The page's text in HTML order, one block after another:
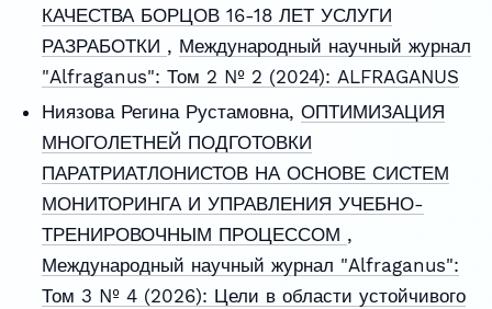
КАЧЕСТВА БОРЦОВ 16-18 ЛЕТ УСЛУГИ
РАЗРАБОТКИ , Международный научный журнал
"Alfraganus": Том 2 № 2 (2024): ALFRAGANUS
Ниязова Регина Рустамовна, ОПТИМИЗАЦИЯ
МНОГОЛЕТНЕЙ ПОДГОТОВКИ
ПАРАТРИАТЛОНИСТОВ НА ОСНОВЕ СИСТЕМ
МОНИТОРИНГА И УПРАВЛЕНИЯ УЧЕБНО-
ТРЕНИРОВОЧНЫМ ПРОЦЕССОМ ,
Международный научный журнал "Alfraganus":
Том 3 № 4 (2026): Цели в области устойчивого